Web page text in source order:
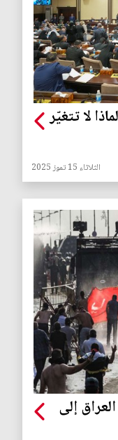
لا تتغيّر
الثلاثاء 15 تموز 2025
إلى